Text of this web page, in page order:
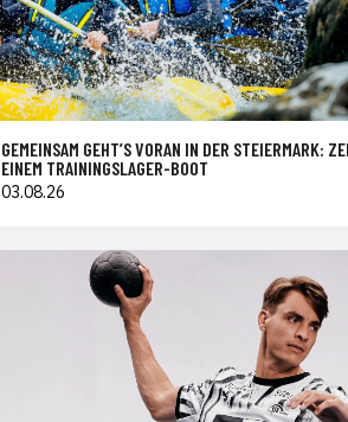
GEMEINSAM GEHT’S VORAN IN DER STEIERMARK:
EINEM TRAININGSLAGER-BOOT
03.08.26